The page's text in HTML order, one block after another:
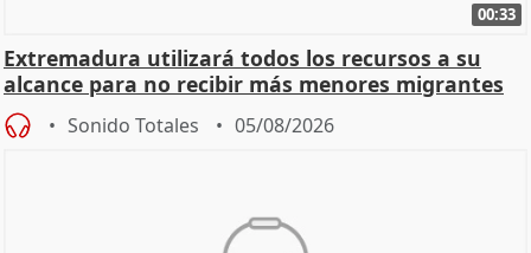
00:33
Extremadura utilizará todos los recursos a su
alcance para no recibir más menores migrantes
Sonido Totales 05/08/2026